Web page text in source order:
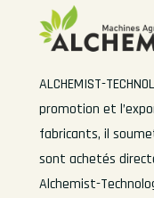
ALCHEMIST-
promotion et
fabricants, il
sont achetés
Alchemist-